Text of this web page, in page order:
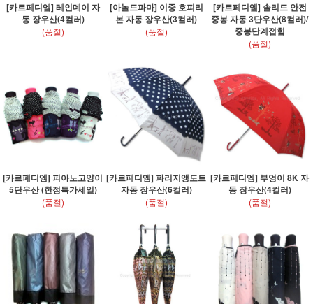
[카르페디엠] 레인데이 자
동 장우산(4컬러)
(품절)
[아놀드파마] 이중 호피리
본 자동 장우산(3컬러)
(품절)
[카르페디엠] 솔리드 안전
중봉 자동 3단우산(8컬러)/
중봉단계접힘
(품절)
[카르페디엠] 피아노고양이
5단우산 (한정특가세일)
(품절)
[카르페디엠] 파리지앵도트
자동 장우산(6컬러)
(품절)
[카르페디엠] 부엉이 8K 자
동 장우산(4컬러)
(품절)